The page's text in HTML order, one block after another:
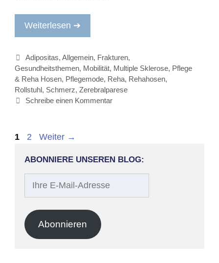
Weiterlesen ➔
Kategorien
Adipositas,Allgemein, Frakturen,
Gesundheitsthemen, Mobilität, Multiple Sklerose, Pflege
& Reha Hosen, Pflegemode, Reha, Rehahosen,
Rollstuhl, Schmerz, Zerebralparese
Schreibe einen Kommentar
Beitrags-
Seite
1 Seite
2 Weiter →
ABONNIERE UNSEREN BLOG:
Adresse
Abonnieren